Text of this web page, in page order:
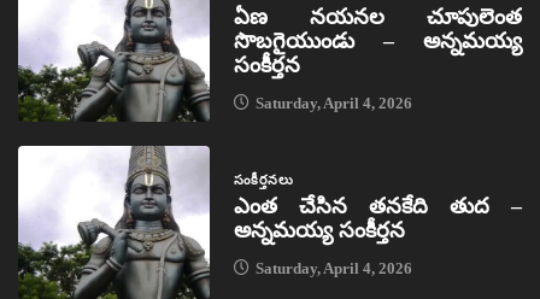
ఏణ నయనల చూపులెంత
సొబగైయుండు – అన్నమయ్య
సంకీర్తన
Saturday, April 4, 2026
సంకీర్తనలు
ఎంత చేసిన తనకేది తుద –
అన్నమయ్య సంకీర్తన
Saturday, April 4, 2026